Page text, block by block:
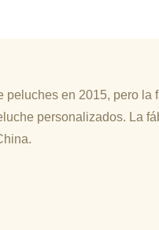
peluches en 2015, pero la
personalizados. La